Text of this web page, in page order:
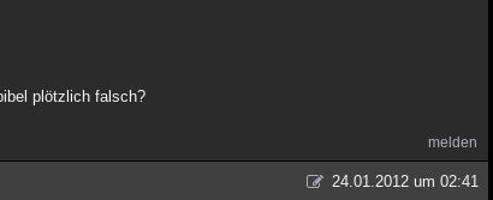
plötzlich falsch?
melden
24.01.2012 um 02:41